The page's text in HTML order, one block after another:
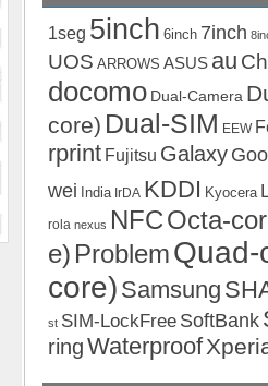
1seg 5inch 6inch 7inch
UOS ARROWS ASUS au
docomo Dual-Camera
core) Dual-SIM EEW
rprint Fujitsu Galaxy
wei India IrDA KDDI Kyocera
rola nexus NFCOcta-
e) ProblemQuad-
core) Samsung
st SIM-LockFree SoftBank
ringWaterproof